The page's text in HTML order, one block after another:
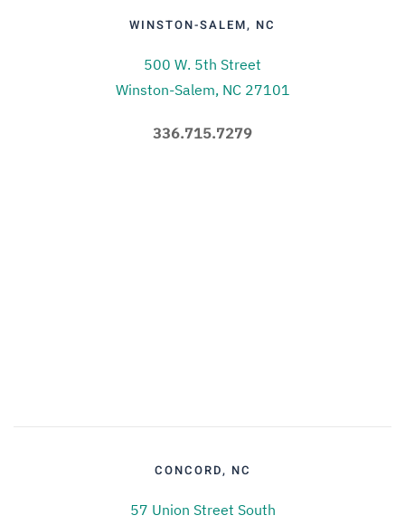
WINSTON-SALEM, NC
500 W. 5th Street
Winston-Salem, NC 27101
336.715.7279
CONCORD, NC
57 Union Street South